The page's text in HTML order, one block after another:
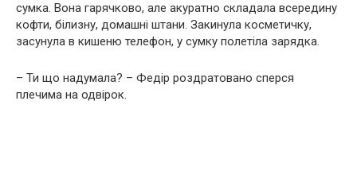
сумка. Вона гарячково, але акуратно складала всередину
кофти, білизну, домашні штани. Закинула косметичку,
засунула в кишеню телефон, у сумку полетіла зарядка.
– Ти що надумала? – Федір роздратовано сперся
плечима на одвірок.